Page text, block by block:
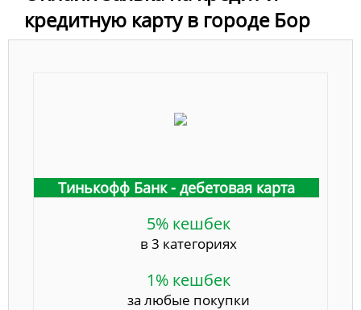
кредитную карту в городе Бор
Тинькофф Банк - дебетовая карта
5% кешбек
в 3 категориях
1% кешбек
за любые покупки